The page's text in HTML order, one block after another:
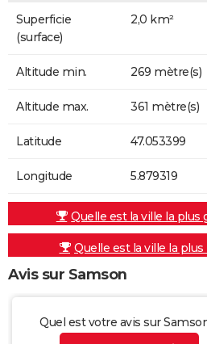
Superficie
(surface)
2,0 km²
Altitude min. 269 mètre(s)
Altitude max. 361 mètre(s)
Latitude 47.053399
Longitude 5.879319
Quelle est la ville la plus
Quelle est la ville la
Avis sur Samson
Quel est votre avis sur